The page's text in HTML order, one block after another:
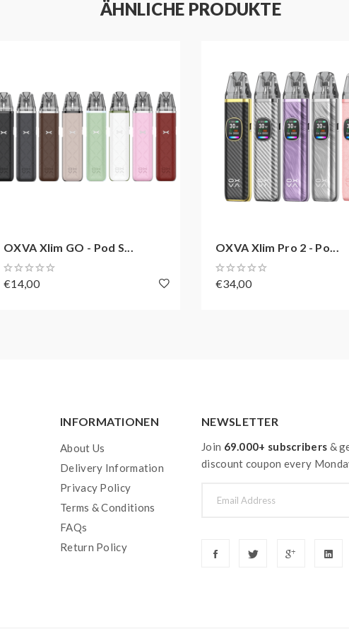
ÄHNLICHE PRODUKTE
OXVA Xlim GO - Pod S...
€14,00
OXVA Xlim Pro 2 - Po...
€34,00
INFORMATIONEN
About Us
Delivery Information
Privacy Policy
Terms & Conditions
FAQs
Return Policy
NEWSLETTER
Join 69.000+ subscribers &
discount coupon every